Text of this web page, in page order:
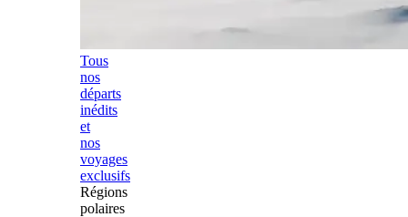
Tous
nos
départs
inédits
et
nos
voyages
exclusifs
Régions
polaires